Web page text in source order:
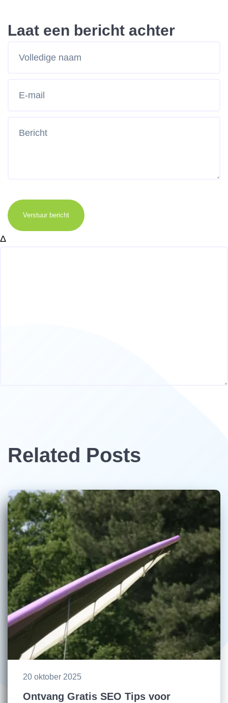
Laat een bericht achter
Verstuur bericht
Δ
Related Posts
20 oktober 2025
Ontvang Gratis SEO Tips voor